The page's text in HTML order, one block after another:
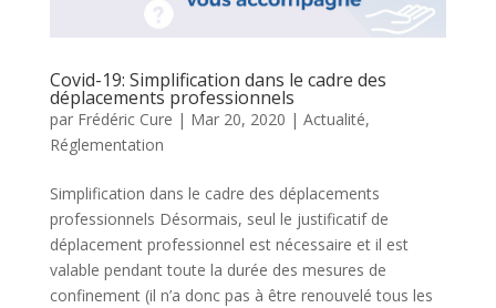
Covid-19: Simplification dans le cadre des
déplacements professionnels
par Frédéric Cure | Mar 20, 2020 | Actualité,
Réglementation
Simplification dans le cadre des déplacements
professionnels Désormais, seul le justificatif de
déplacement professionnel est nécessaire et il est
valable pendant toute la durée des mesures de
confinement (il n’a donc pas à être renouvelé tous les